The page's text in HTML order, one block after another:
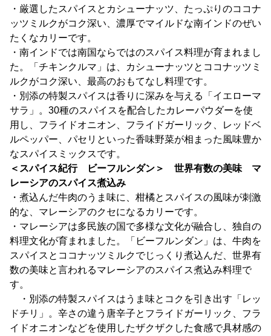
・厳選したスパイスとカシューナッツ、たっぷりのココナ
ッツミルクがコク深い、濃厚でマイルドな南インドのぜい
たくなカリーです。
・南インドでは南国ならではのスパイス料理が育まれまし
た。「チキンクルマ」は、カシューナッツとココナッツミ
ルクがコク深い、最高のおもてなし料理です。
・別添の特製スパイスは香りに深みを与える「イエローマ
サラ」。30種のスパイスを配合したカレーパウダーを使
用し、フライドオニオン、フライドガーリック、レッドベ
ルペッパー、パセリといった香味野菜が相まった風味豊か
なスパイスミックスです。
＜スパイス紀行 ビーフルンダン＞ 世界有数の美味 マ
レーシアのスパイス煮込み
・煮込んだ牛肉のうま味に、柑橘とスパイスの風味が刺激
的な、マレーシアのクセになるカリーです。
・マレーシアは多民族の国で多様な文化が融合し、独自の
料理文化が育まれました。「ビーフルンダン」は、牛肉を
スパイスとココナッツミルクでじっくり煮込んだ、世界有
数の美味と言われるマレーシアのスパイス煮込み料理で
す。
・別添の特製スパイスはうま味とコクを引き出す「レッ
ドチリ」。辛さの違う唐辛子とフライドガーリック、フラ
イドオニオンなどを使用したザクザクした食感で具材感の